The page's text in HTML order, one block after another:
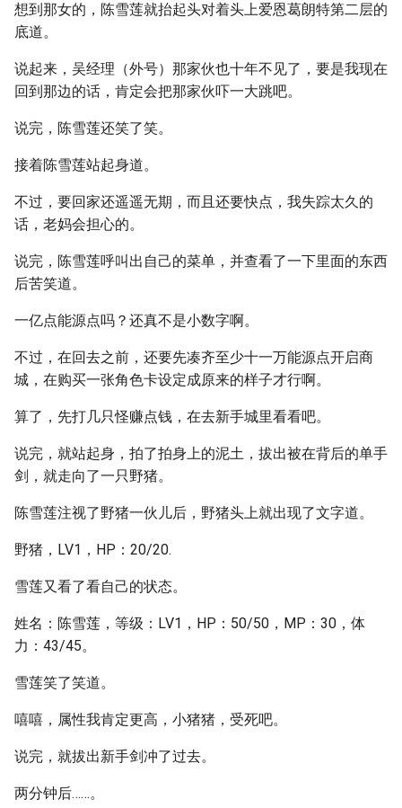
想到那女的，陈雪莲就抬起头对着头上爱恩葛朗特第二层的
底道。
说起来，吴经理（外号）那家伙也十年不见了，要是我现在
回到那边的话，肯定会把那家伙吓一大跳吧。
说完，陈雪莲还笑了笑。
接着陈雪莲站起身道。
不过，要回家还遥遥无期，而且还要快点，我失踪太久的
话，老妈会担心的。
说完，陈雪莲呼叫出自己的菜单，并查看了一下里面的东西
后苦笑道。
一亿点能源点吗？还真不是小数字啊。
不过，在回去之前，还要先凑齐至少十一万能源点开启商
城，在购买一张角色卡设定成原来的样子才行啊。
算了，先打几只怪赚点钱，在去新手城里看看吧。
说完，就站起身，拍了拍身上的泥土，拔出被在背后的单手
剑，就走向了一只野猪。
陈雪莲注视了野猪一伙儿后，野猪头上就出现了文字道。
野猪，LV1，HP：20/20.
雪莲又看了看自己的状态。
姓名：陈雪莲，等级：LV1，HP：50/50，MP：30，体
力：43/45。
雪莲笑了笑道。
嘻嘻，属性我肯定更高，小猪猪，受死吧。
说完，就拔出新手剑冲了过去。
两分钟后……。